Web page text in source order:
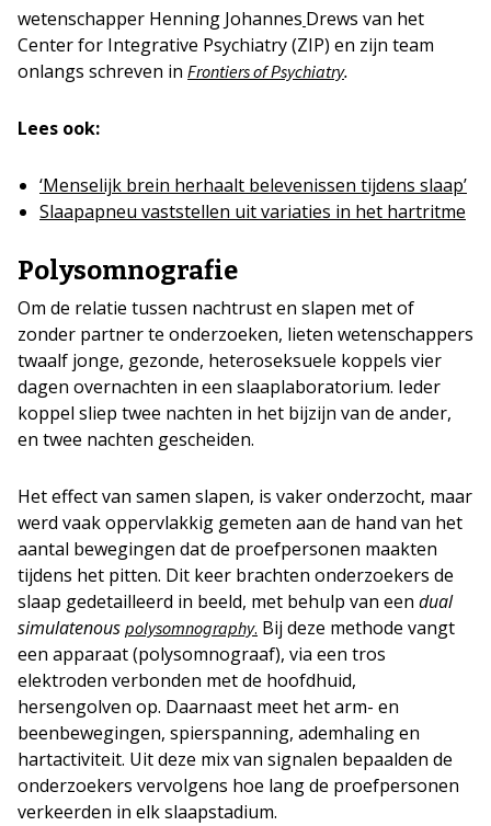
wetenschapper Henning Johannes Drews van het
Center for Integrative Psychiatry (ZIP) en zijn team
onlangs schreven in Frontiers of Psychiatry.
Lees ook:
‘Menselijk brein herhaalt belevenissen tijdens slaap’
Slaapapneu vaststellen uit variaties in het hartritme
Polysomnografie
Om de relatie tussen nachtrust en slapen met of
zonder partner te onderzoeken, lieten wetenschappers
twaalf jonge, gezonde, heteroseksuele koppels vier
dagen overnachten in een slaaplaboratorium. Ieder
koppel sliep twee nachten in het bijzijn van de ander,
en twee nachten gescheiden.
Het effect van samen slapen, is vaker onderzocht, maar
werd vaak oppervlakkig gemeten aan de hand van het
aantal bewegingen dat de proefpersonen maakten
tijdens het pitten. Dit keer brachten onderzoekers de
slaap gedetailleerd in beeld, met behulp van een dual
simulatenous polysomnography. Bij deze methode vangt
een apparaat (polysomnograaf), via een tros
elektroden verbonden met de hoofdhuid,
hersengolven op. Daarnaast meet het arm- en
beenbewegingen, spierspanning, ademhaling en
hartactiviteit. Uit deze mix van signalen bepaalden de
onderzoekers vervolgens hoe lang de proefpersonen
verkeerden in elk slaapstadium.